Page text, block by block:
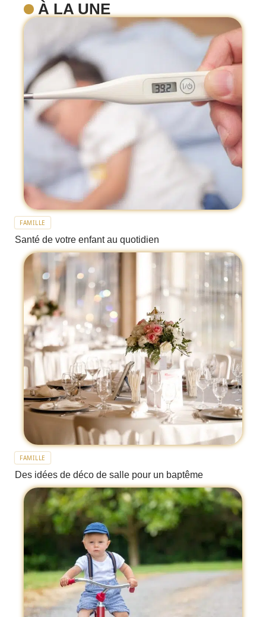
À LA UNE
FAMILLE
Santé de votre enfant au quotidien
FAMILLE
Des idées de déco de salle pour un baptême